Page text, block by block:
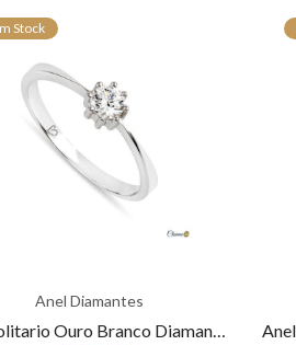
Stock
Anel Diamantes
Anel Solitario Ouro Branco Diamantes 19,25K JOANR5595B